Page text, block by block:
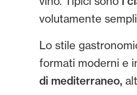
volutamente
Lo stile
formati moderni e
di mediterraneo,